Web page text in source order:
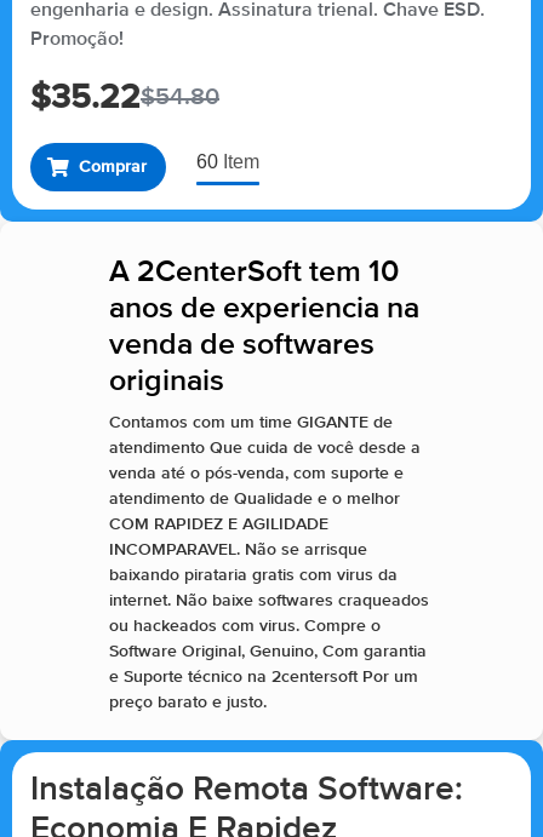
avaliações
de clientes
engenharia e design. Assinatura trienal. Chave ESD.
Promoção!
$54.80
$35.22
Comprar 60 Item
A 2CenterSoft tem 10
anos de experiencia na
venda de softwares
originais
Contamos com um time GIGANTE de
atendimento Que cuida de você desde a
venda até o pós-venda, com suporte e
atendimento de Qualidade e o melhor
COM RAPIDEZ E AGILIDADE
INCOMPARAVEL. Não se arrisque
baixando pirataria gratis com virus da
internet. Não baixe softwares craqueados
ou hackeados com virus. Compre o
Software Original, Genuino, Com garantia
e Suporte técnico na 2centersoft Por um
preço barato e justo.
Instalação Remota Software:
Economia E Rapidez